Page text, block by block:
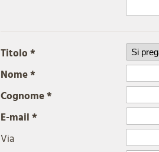
Titolo *
Nome *
Cognome *
E-mail *
Via